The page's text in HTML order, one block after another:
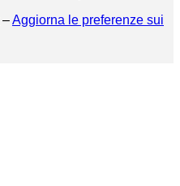
–Aggiorna le preferenze sui